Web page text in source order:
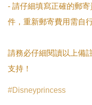
- 請仔細填寫正確的郵
件，重新郵寄費用需自行
請務必仔細閱讀以上備
支持！
Disneyprincess